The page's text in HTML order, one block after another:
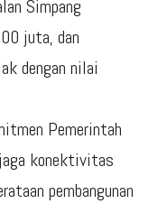
Simpang
juta, dan
dengan nilai
Pemerintah
konektivitas
pembangunan